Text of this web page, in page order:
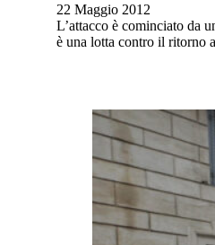
22 Maggio 2012
L’attacco è cominciato da
è una lotta contro il ritorno